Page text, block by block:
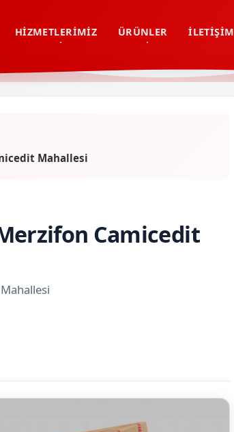
HIZMETLERIMIZ ÜRÜNLER İLETIŞIM
Mahallesi
Camicedit